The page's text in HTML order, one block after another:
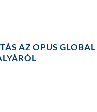
AZ OPUS